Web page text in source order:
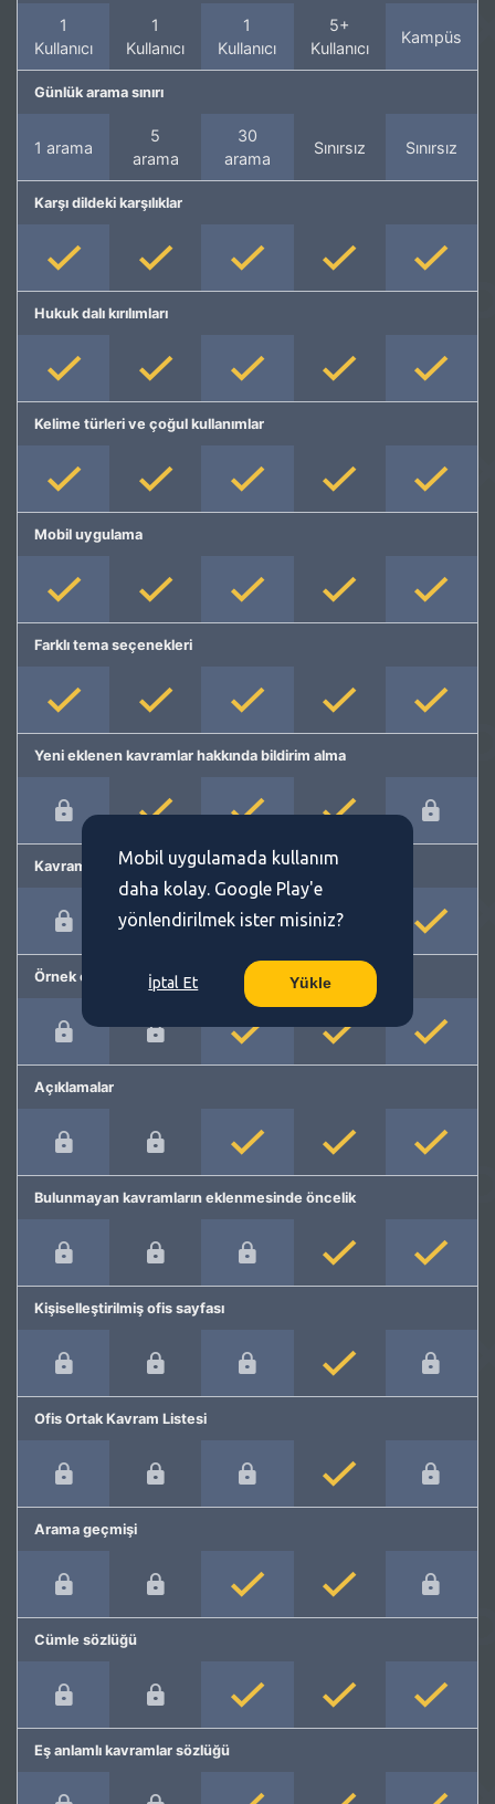
1
Kullanıcı
1
Kullanıcı
1
Kullanıcı
5+
Kullanıcı
Kampüs
Günlük arama sınırı
1 arama
5
arama
30
arama
Sınırsız Sınırsız
Karşı dildeki karşılıklar
Hukuk dalı kırılımları
Kelime türleri ve çoğul kullanımlar
Mobil uygulama
Farklı tema seçenekleri
Yeni eklenen kavramlar hakkında bildirim alma
Kavram önerme
Örnek cümleler
Açıklamalar
Bulunmayan kavramların eklenmesinde öncelik
Kişiselleştirilmiş ofis sayfası
Ofis Ortak Kavram Listesi
Arama geçmişi
Cümle sözlüğü
Eş anlamlı kavramlar sözlüğü
Mobil uygulamada kullanım
daha kolay. Google Play'e
yönlendirilmek ister misiniz?
İptal Et Yükle